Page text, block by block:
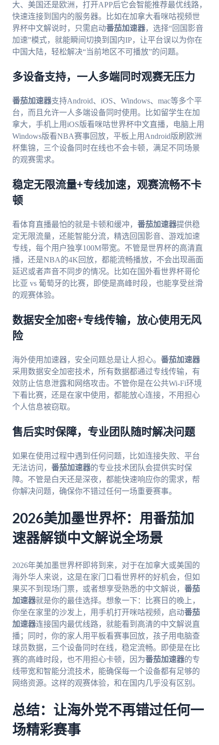
大、美国还是欧洲，打开APP后它会智能推荐最优线路，
快速连接到国内的服务器。比如在加拿大看咪咕视频世
界杯中文解说时，只需启动番茄加速器，选择“回国影音
加速”模式，就能瞬间切换到国内IP，让平台误以为你在
中国大陆，轻松解决“当前地区不可播放”的问题。
多设备支持，一人多端同时观赛无压力
番茄加速器支持Android、iOS、Windows、mac等多个平
台，而且允许一人多端设备同时使用。比如留学生在加
拿大，手机上用iOS版看咪咕世界杯中文直播，电脑上用
Windows版看NBA赛事回放，平板上用Android版刷欧洲
杯集锦，三个设备同时在线也不会卡顿，满足不同场景
的观赛需求。
稳定无限流量+专线加速，观赛流畅不卡
顿
看体育直播最怕的就是卡顿和缓冲， 番茄加速器提供稳
定无限流量，还能智能分流，精选回国影音、游戏加速
专线，每个用户独享100M带宽。不管是世界杯的高清直
播，还是NBA的4K回放，都能流畅播放，不会出现画面
延迟或者声音不同步的情况。比如在国外看世界杯哥伦
比亚 vs 葡萄牙的比赛，即使是高峰时段，也能享受丝滑
的观赛体验。
数据安全加密+专线传输，放心使用无风
险
海外使用加速器，安全问题总是让人担心。 番茄加速器
采用数据安全加密技术，所有数据都通过专线传输，有
效防止信息泄露和网络攻击。不管你是在公共Wi-Fi环境
下看比赛，还是在家中使用，都能放心连接，不用担心
个人信息被窃取。
售后实时保障，专业团队随时解决问题
如果在使用过程中遇到任何问题，比如连接失败、平台
无法访问， 番茄加速器的专业技术团队会提供实时保
障。不管是白天还是深夜，都能快速响应你的需求，帮
你解决问题，确保你不错过任何一场重要赛事。
2026美加墨世界杯：用番茄加
速器解锁中文解说全场景
2026年美加墨世界杯即将到来，对于在加拿大或美国的
海外华人来说，这是在家门口看世界杯的好机会，但如
果买不到现场门票，或者想享受熟悉的中文解说， 番茄
加速器就是你的最佳选择。想象一下：比赛日的晚上，
你坐在家里的沙发上，用手机打开咪咕视频，启动番茄
加速器连接国内最优线路，就能看到高清的中文解说直
播；同时，你的家人用平板看赛事回放，孩子用电脑查
球员数据，三个设备同时在线，稳定流畅。即使是在比
赛的高峰时段，也不用担心卡顿，因为番茄加速器的专
线带宽和智能分流技术，能确保每一个设备都有足够的
网络资源。这样的观赛体验，和在国内几乎没有区别。
总结：让海外党不再错过任何一
场精彩赛事